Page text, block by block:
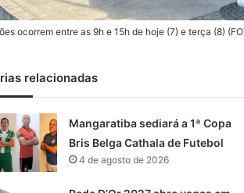
ocorrem entre as 9h e 15h de hoje (7) e terça (8)
relacionadas
Mangaratiba sediará a 1ª Copa
Bris Belga Cathala de Futebol
4 de agosto de 2026